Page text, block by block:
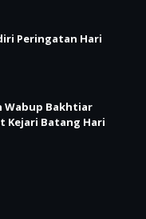
Peringatan Hari
Wabup Bakhtiar
Kejari Batang Hari